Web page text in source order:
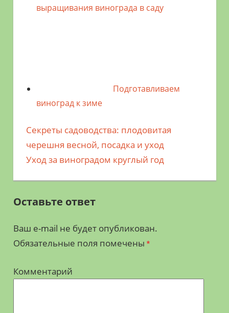
выращивания винограда в саду
Подготавливаем
виноград к зиме
Навигация
по
записям
Предыдущая
запись;
Секреты садоводства: плодовитая
черешня весной, посадка и уход
Следующая
Уход за виноградом круглый год
Оставьте ответ
Ваш e-mail не будет опубликован.
Обязательные поля помечены *
Комментарий